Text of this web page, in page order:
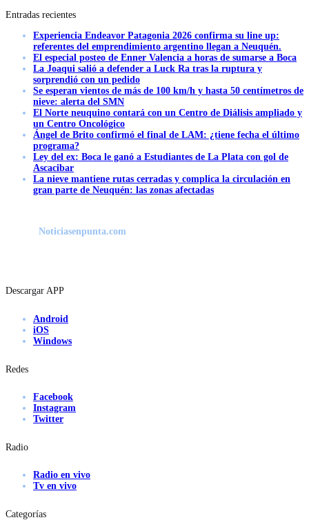
Entradas recientes
Experiencia Endeavor Patagonia 2026 confirma su line up:
referentes del emprendimiento argentino llegan a Neuquén.
El especial posteo de Enner Valencia a horas de sumarse a Boca
La Joaqui salió a defender a Luck Ra tras la ruptura y
sorprendió con un pedido
Se esperan vientos de más de 100 km/h y hasta 50 centímetros de
nieve: alerta del SMN
El Norte neuquino contará con un Centro de Diálisis ampliado y
un Centro Oncológico
Ángel de Brito confirmó el final de LAM: ¿tiene fecha el último
programa?
Ley del ex: Boca le ganó a Estudiantes de La Plata con gol de
Ascacibar
La nieve mantiene rutas cerradas y complica la circulación en
gran parte de Neuquén: las zonas afectadas
Noticiasenpunta.com
Descargar APP
Android
iOS
Windows
Redes
Facebook
Instagram
Twitter
Radio
Radio en vivo
Tv en vivo
Categorías